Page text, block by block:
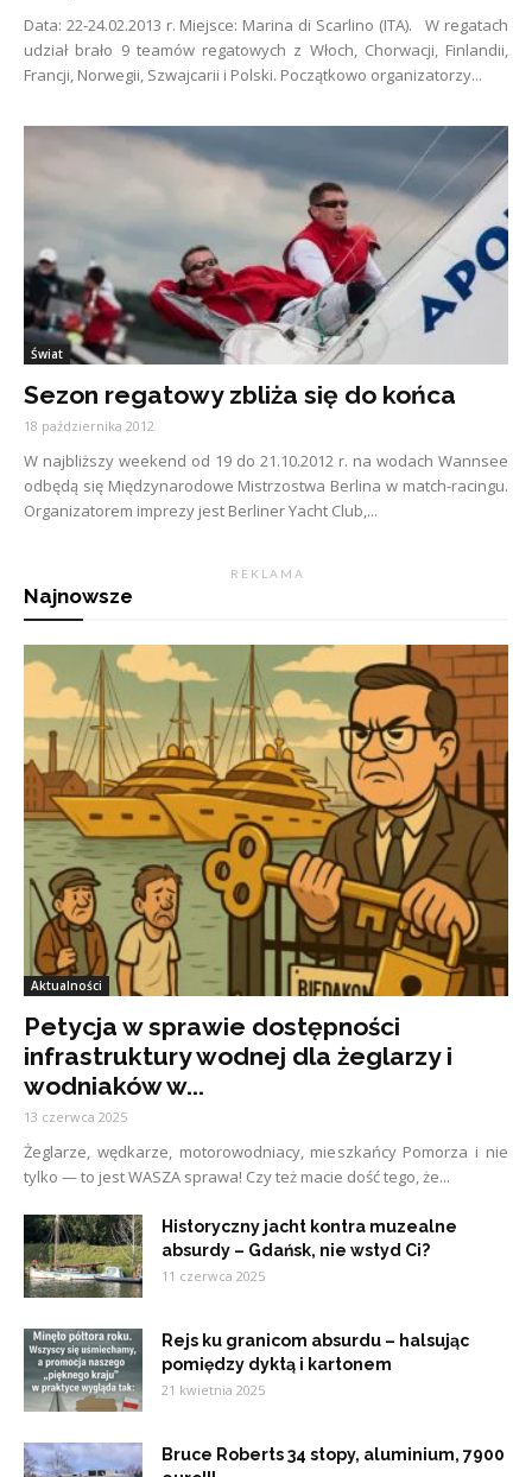
Data: 22-24.02.2013 r. Miejsce: Marina di Scarlino (ITA). W regatach
udział brało 9 teamów regatowych z Włoch, Chorwacji, Finlandii,
Francji, Norwegii, Szwajcarii i Polski. Początkowo organizatorzy...
Świat
Sezon regatowy zbliża się do końca
18 października 2012
W najbliższy weekend od 19 do 21.10.2012 r. na wodach Wannsee
odbędą się Międzynarodowe Mistrzostwa Berlina w match-racingu.
Organizatorem imprezy jest Berliner Yacht Club,...
R E K L A M A
Najnowsze
Aktualności
Petycja w sprawie dostępności
infrastruktury wodnej dla żeglarzy i
wodniaków w...
13 czerwca 2025
Żeglarze, wędkarze, motorowodniacy, mieszkańcy Pomorza i nie
tylko — to jest WASZA sprawa! Czy też macie dość tego, że...
Historyczny jacht kontra muzealne
absurdy – Gdańsk, nie wstyd Ci?
11 czerwca 2025
Rejs ku granicom absurdu – halsując
pomiędzy dyktą i kartonem
21 kwietnia 2025
Bruce Roberts 34 stopy, aluminium, 7900